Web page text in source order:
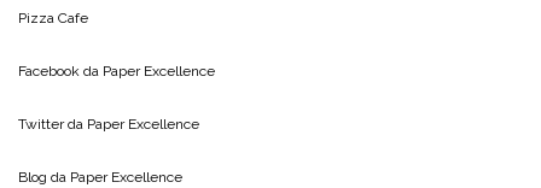
Pizza Cafe
Facebook da Paper Excellence
Twitter da Paper Excellence
Blog da Paper Excellence